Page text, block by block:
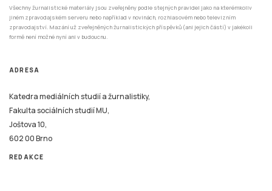
Katedra mediálních studií a žurnalistiky,
Fakulta sociálních studií MU,
Joštova 10,
REDAKCE